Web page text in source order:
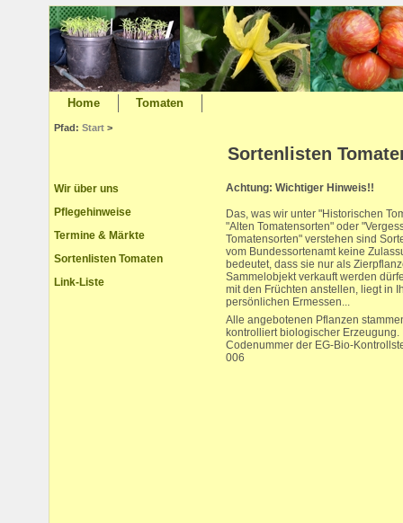
Pfad:Start >
Sortenlisten
Wir über uns
Pflegehinweise
Termine & Märkte
Sortenlisten Tomaten
Link-Liste
Achtung: Wichtiger Hinweis!!
Das, was wir unter "Historischen
"Alten Tomatensorten" oder
Tomatensorten" verstehen sind
vom Bundessortenamt keine
bedeutet, dass sie nur als
Sammelobjekt verkauft werden
mit den Früchten anstellen, liegt in
persönlichen Ermessen...
Alle angebotenen Pflanzen
kontrolliert biologischer Erzeugung.
Codenummer der EG-Bio-
006
Home Tomaten